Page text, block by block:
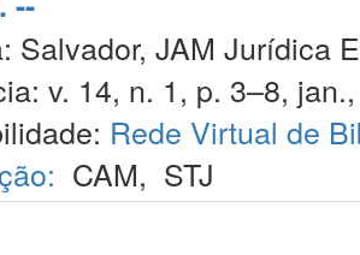
Salvador, JAM Jurídica
v. 14, n. 1, p. 3–8,
Rede Virtual de
CAM, STJ